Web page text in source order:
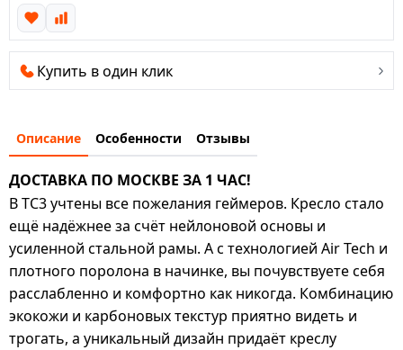
Купить в один клик
Описание Особенности Отзывы
ДОСТАВКА ПО МОСКВЕ ЗА 1 ЧАС!
В TC3 учтены все пожелания геймеров. Кресло стало
ещё надёжнее за счёт нейлоновой основы и
усиленной стальной рамы. А с технологией Air Tech и
плотного поролона в начинке, вы почувствуете себя
расслабленно и комфортно как никогда. Комбинацию
экокожи и карбоновых текстур приятно видеть и
трогать, а уникальный дизайн придаёт креслу